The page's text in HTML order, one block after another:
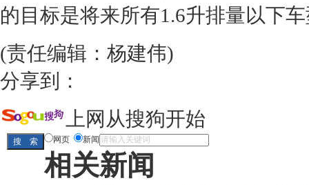
的目标是将来所有1.6升排量以下
(责任编辑：杨建伟)
分享到：
上网从搜狗开始
网页 新闻
相关新闻